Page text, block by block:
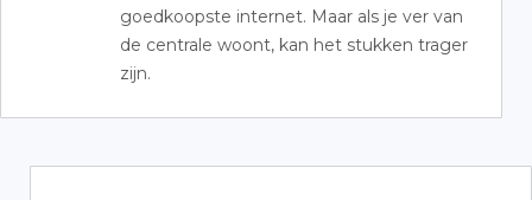
goedkoopste internet. Maar als je ver van
de centrale woont, kan het stukken trager
zijn.